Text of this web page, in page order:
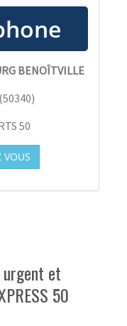
BENOÎTVILLE
(50340)
50
VOUS
et
50